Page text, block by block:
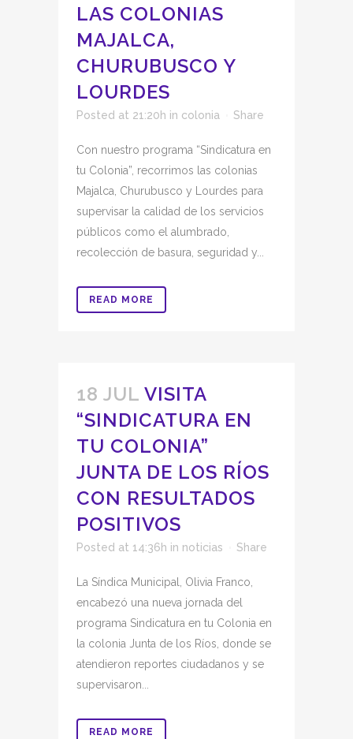
LAS COLONIAS
MAJALCA,
CHURUBUSCO Y
LOURDES
Posted at 21:20h in colonia Share
Con nuestro programa “Sindicatura en
tu Colonia”, recorrimos las colonias
Majalca, Churubusco y Lourdes para
supervisar la calidad de los servicios
públicos como el alumbrado,
recolección de basura, seguridad y...
READ MORE
18 JUL VISITA
“SINDICATURA EN
TU COLONIA”
JUNTA DE LOS RÍOS
CON RESULTADOS
POSITIVOS
Posted at 14:36h in noticias Share
La Síndica Municipal, Olivia Franco,
encabezó una nueva jornada del
programa Sindicatura en tu Colonia en
la colonia Junta de los Ríos, donde se
atendieron reportes ciudadanos y se
supervisaron...
READ MORE